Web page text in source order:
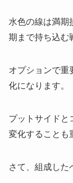
水色の線は満期
期まで持ち込む
オプションで重
化になります。
プットサイドと
変化することも
さて、組成した